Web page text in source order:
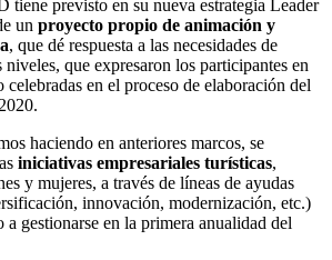
tiene previsto en su nueva estrategia Leader
un proyecto propio de animación y
, que dé respuesta a las necesidades de
que expresaron los participantes en
celebradas en el proceso de elaboración del
haciendo en anteriores marcos, se
iniciativas empresariales turísticas,
y mujeres, a través de líneas de ayudas
innovación, modernización, etc.)
a gestionarse en la primera anualidad del